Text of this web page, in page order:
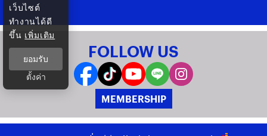
FOLLOW US
MEMBERSHIP
เว็บไซต์
ทำงานได้ดี
ขึ้น เพิ่มเติม
ยอมรับ
ตั้งค่า